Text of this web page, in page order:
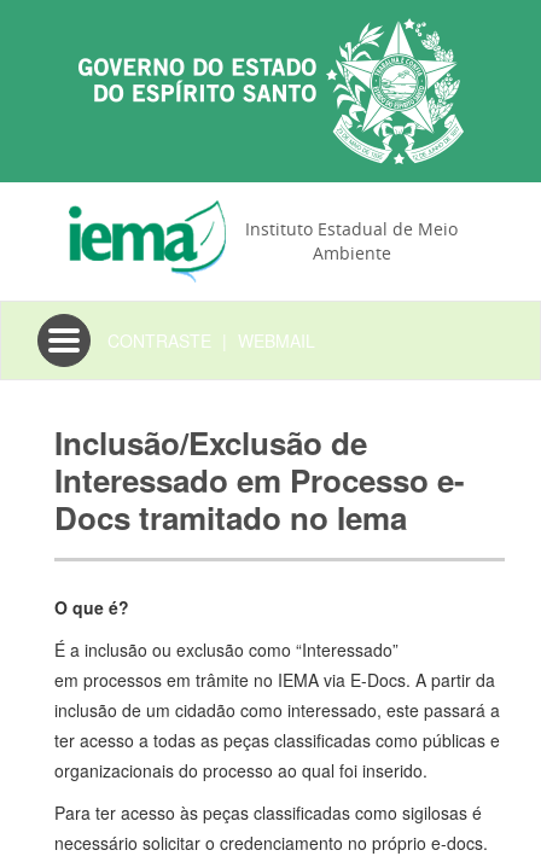
Instituto Estadual de Meio
Ambiente
Toggle
navigation
CONTRASTE | WEBMAIL
Inclusão/Exclusão de
Interessado em Processo e-
Docs tramitado no Iema
O que é?
É a inclusão ou exclusão como “Interessado”
em processos em trâmite no IEMA via E-Docs. A partir da
inclusão de um cidadão como interessado, este passará a
ter acesso a todas as peças classificadas como públicas e
organizacionais do processo ao qual foi inserido.
Para ter acesso às peças classificadas como sigilosas é
necessário solicitar o credenciamento no próprio e-docs.